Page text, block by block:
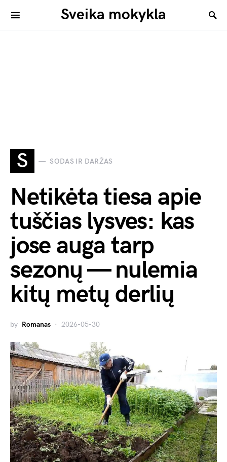
Sveika mokykla
S SODAS IR DARŽAS
Netikėta tiesa apie
tuščias lysves: kas
jose auga tarp
sezonų — nulemia
kitų metų derlių
by Romanas 2026-05-30